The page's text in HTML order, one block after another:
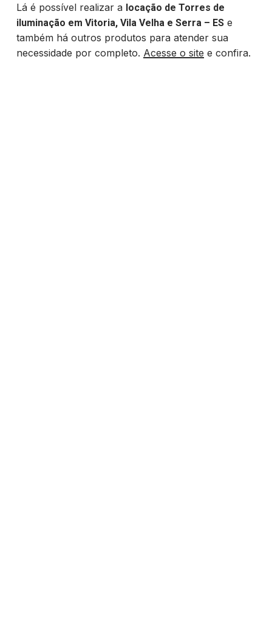
Lá é possível realizar a locação de Torres de
iluminação em Vitoria, Vila Velha e Serra – ESe
também há outros produtos para atender sua
necessidade por completo. Acesse o site e confira.